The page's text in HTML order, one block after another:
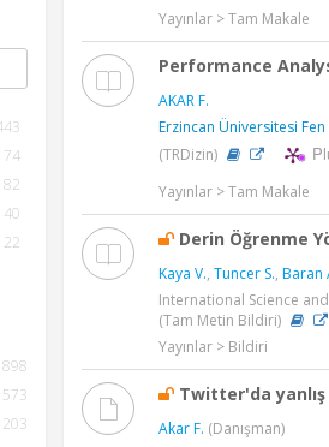
82
40
22
898
573
203
Yayınlar > Tam Makale
Performance
AKAR F.
Erzincan Üniversitesi
(TRDizin)
Yayınlar > Tam Makale
Derin Öğrenme
Kaya V., Tuncer S., Baran
International Science
(Tam Metin Bildiri)
Yayınlar > Bildiri
Twitter'da
Akar F. (Danışman)